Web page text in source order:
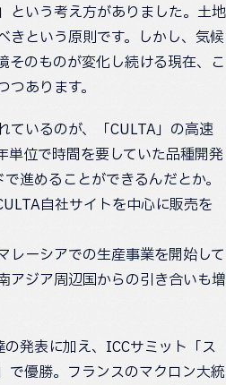
という考え方がありました。土地
きという原則です。しかし、気候
そのものが変化し続ける現在、こ
あります。
ているのが、「CULTA」の高速
単位で時間を要していた品種開発
進めることができるんだとか。
自社サイトを中心に販売を
レーシアでの生産事業を開始して
アジア周辺国からの引き合いも増
発表に加え、ICCサミット「ス
で優勝。フランスのマクロン大統